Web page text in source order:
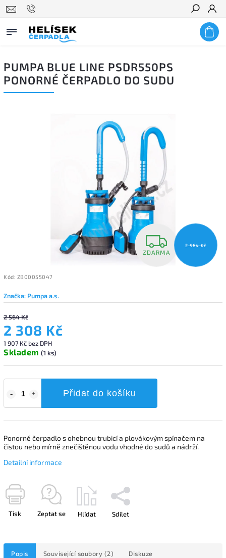
Hledat
PUMPA BLUE LINE PSDR550PS
PONORNÉ ČERPADLO DO SUDU
ZDARMA
2 564 Kč
Kód: ZB00055047
Značka: Pumpa a.s.
2 564 Kč
2 308 Kč
1 907 Kč bez DPH
Skladem (1 ks)
Přidat do košíku
Ponorné čerpadlo s ohebnou trubicí a plovákovým spínačem na
čistou nebo mírně znečištěnou vodu vhodné do sudů a nádrží.
Detailní informace
Tisk Zeptat se Hlídat Sdílet
Popis Související soubory (2) Diskuze